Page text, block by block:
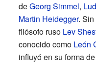
deGeorg Simmel,
Martin Heidegger. Sin
filósofo ruso Lev
conocido como León
influyó en su forma